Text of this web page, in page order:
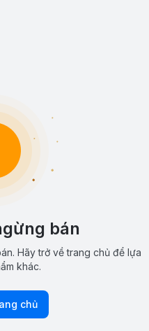
bán
Hãy trở về trang chủ để lựa
khác.
chủ